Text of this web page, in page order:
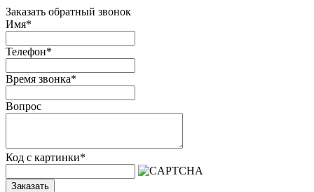
Заказать обратный звонок
Имя*
Телефон*
Время звонка*
Вопрос
Код с картинки*
Заказать